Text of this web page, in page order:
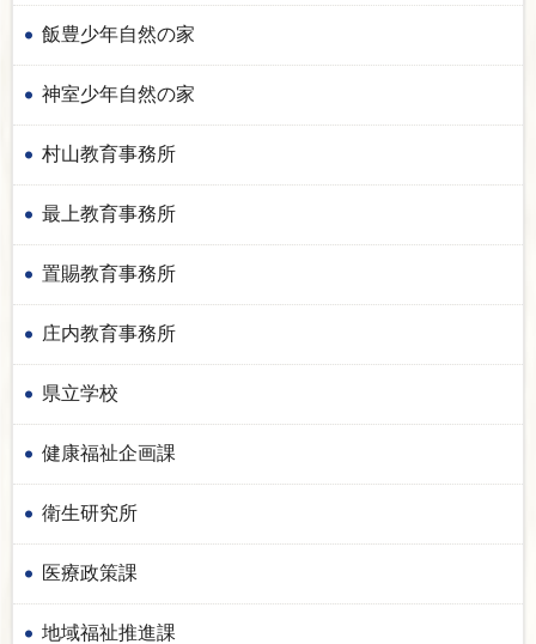
飯豊少年自然の家
神室少年自然の家
村山教育事務所
最上教育事務所
置賜教育事務所
庄内教育事務所
県立学校
健康福祉企画課
衛生研究所
医療政策課
地域福祉推進課